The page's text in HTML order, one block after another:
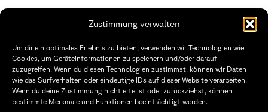
Zustimmung verwalten
Um dir ein optimales Erlebnis zu bieten, verwenden wir Technologien wie
Cookies, um Geräteinformationen zu speichern und/oder darauf
zuzugreifen. Wenn du diesen Technologien zustimmst, können wir Daten
wie das Surfverhalten oder eindeutige IDs auf dieser Website verarbeiten.
Wenn du deine Zustimmung nicht erteilst oder zurückziehst, können
bestimmte Merkmale und Funktionen beeinträchtigt werden.
THWS | Fakultät Gestaltung Würzburg
Technische Hochschule
Würzburg-Schweinfurt
Sanderheinrichsleitenweg 20
tel: +49 931 35 11 93 02
Öffnungszeiten Dekanat
Montag – Freitag
8:30 – 12:00
8:30 – 15:30